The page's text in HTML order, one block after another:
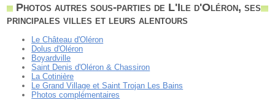
Photos autres sous-parties de L'Ile d'Oléron, ses
principales villes et leurs alentours
Le Château d'Oléron
Dolus d'Oléron
Boyardville
Saint Denis d'Oléron & Chassiron
La Cotinière
Le Grand Village et Saint Trojan Les Bains
Photos complémentaires